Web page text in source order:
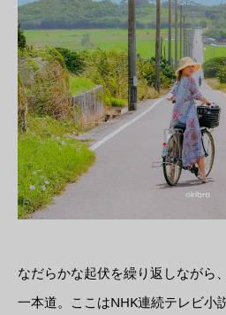
なだらかな起伏を繰り返しながら
一本道。ここはNHK連続テレビ小